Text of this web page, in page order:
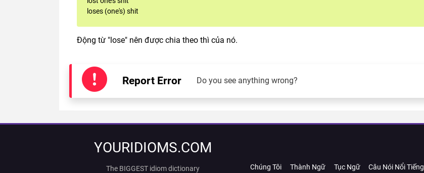
loses (one's) shit
Động từ "lose" nên được chia theo thì của nó.
Report Error Do you see anything wrong?
YOURIDIOMS.COM
The BIGGEST idiom dictionary Chúng Tôi Thành Ngữ Tục Ngữ Câu Nói Nổi Tiếng